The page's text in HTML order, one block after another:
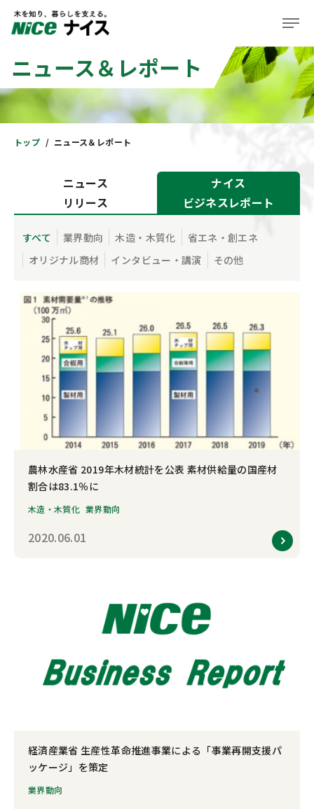
企業情報
事業紹介
ニュース＆レポート
採用情報
住まい
カスタマーセンター
ニュース＆レポート
トップ ニュース＆レポート
ニュース
リリース
ナイス
ビジネスレポート
すべて 業界動向 木造・木質化
省エネ・創エネ
オリジナル商材
インタビュー・講演 その他
農林水産省 2019年木材統計を公表 素材供給量の国産材
割合は83.1％に
木造・木質化 業界動向
2020.06.01
経済産業省 生産性革命推進事業による「事業再開支援パ
ッケージ」を策定
業界動向